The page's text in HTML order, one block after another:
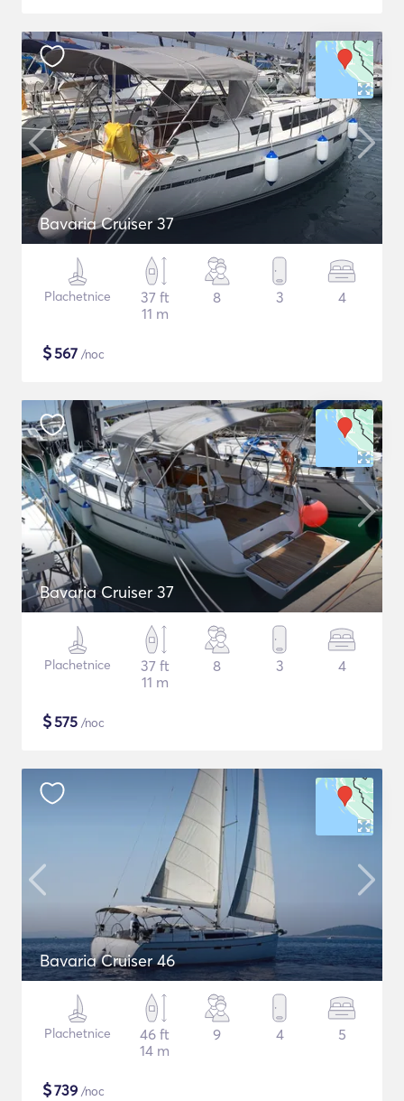
Bavaria Cruiser 37
Plachetnice
37 ft
11 m
8 3 4
$567 /noc
Bavaria Cruiser 37
Plachetnice
37 ft
11 m
8 3 4
$575 /noc
Bavaria Cruiser 46
Plachetnice
46 ft
14 m
9 4 5
$739 /noc